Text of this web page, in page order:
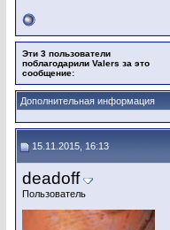
Эти 3 пользователи
поблагодарили Valers за это
сообщение:
Дополнительная информация
15.11.2015, 16:13
deadoff
Пользователь